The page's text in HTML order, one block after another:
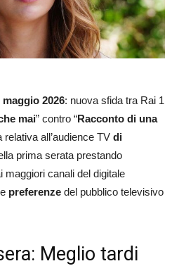
2026: nuova sfida tra Rai 1
mai” contro “Racconto di una
relativa all’audience TV di
prima serata prestando
maggiori canali del digitale
preferenze del pubblico televisivo
Meglio tardi